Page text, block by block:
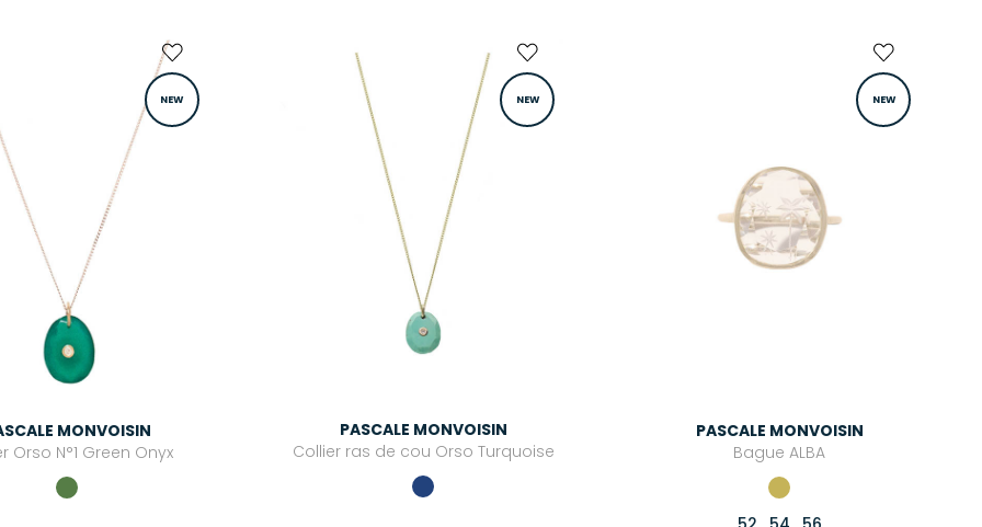
NEW
MONVOISIN
Orso N°1 Green Onyx
NEW
PASCALE MONVOISIN
Collier ras de cou Orso Turquoise
NEW
PASCALE MONVOISIN
Bague ALBA